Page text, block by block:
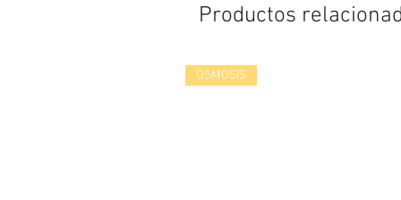
Productos
ÓSMOSIS